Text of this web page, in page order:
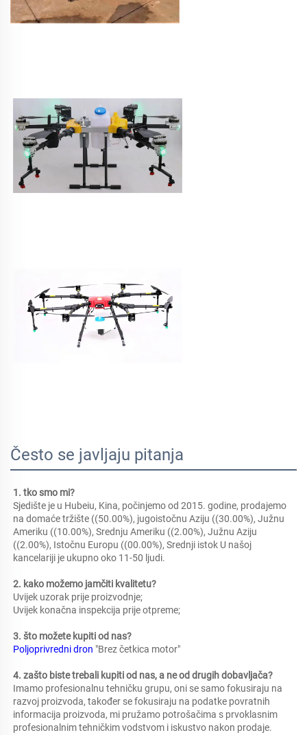
Često se javljaju pitanja
1. tko smo mi?
Sjedište je u Hubeiu, Kina, počinjemo od 2015. godine, prodajemo
na domaće tržište ((50.00%), jugoistočnu Aziju ((30.00%), Južnu
Ameriku ((10.00%), Srednju Ameriku ((2.00%), Južnu Aziju
((2.00%), Istočnu Europu ((00.00%), Srednji istok U našoj
kancelariji je ukupno oko 11-50 ljudi.
2. kako možemo jamčiti kvalitetu?
Uvijek uzorak prije proizvodnje;
Uvijek konačna inspekcija prije otpreme;
3. što možete kupiti od nas?
Poljoprivredni dron "Brez četkica motor"
4. zašto biste trebali kupiti od nas, a ne od drugih dobavljača?
Imamo profesionalnu tehničku grupu, oni se samo fokusiraju na
razvoj proizvoda, također se fokusiraju na podatke povratnih
informacija proizvoda, mi pružamo potrošačima s prvoklasnim
profesionalnim tehničkim vodstvom i iskustvo nakon prodaje.